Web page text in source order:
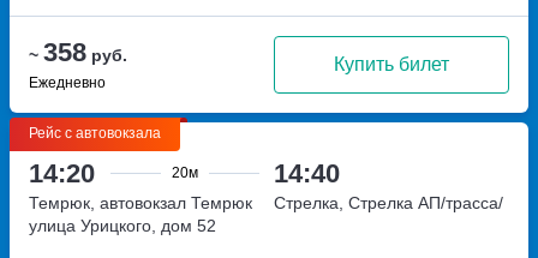
~ 358 руб.
Ежедневно
Купить билет
Рейс с автовокзала
14:20 20м 14:40
Темрюк, автовокзал Темрюк
улица Урицкого, дом 52
Стрелка, Стрелка АП/трасса/